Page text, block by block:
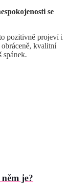
se
pozitivně projeví i
kvalitní
spánek.
je?